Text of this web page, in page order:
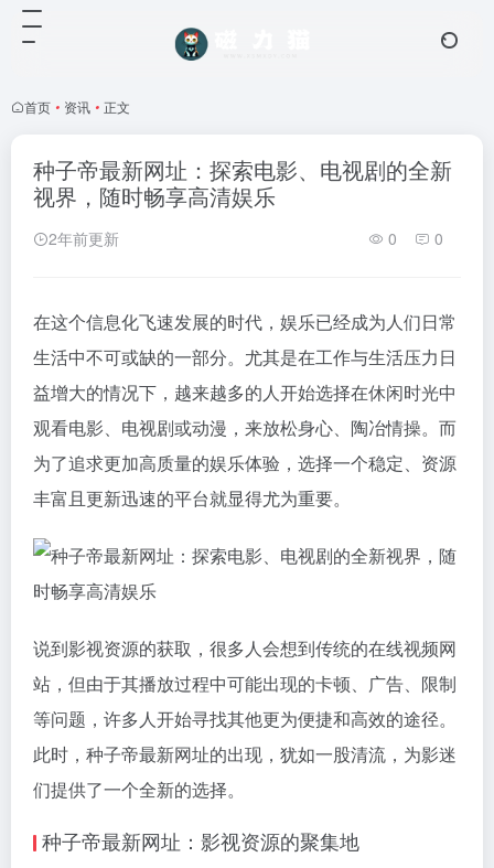
首页 • 资讯 • 正文
种子帝最新网址：探索电影、电视剧的全新
视界，随时畅享高清娱乐
2年前更新 0 0
在这个信息化飞速发展的时代，娱乐已经成为人们日常
生活中不可或缺的一部分。尤其是在工作与生活压力日
益增大的情况下，越来越多的人开始选择在休闲时光中
观看电影、电视剧或动漫，来放松身心、陶冶情操。而
为了追求更加高质量的娱乐体验，选择一个稳定、资源
丰富且更新迅速的平台就显得尤为重要。
说到影视资源的获取，很多人会想到传统的在线视频网
站，但由于其播放过程中可能出现的卡顿、广告、限制
等问题，许多人开始寻找其他更为便捷和高效的途径。
此时，种子帝最新网址的出现，犹如一股清流，为影迷
们提供了一个全新的选择。
种子帝最新网址：影视资源的聚集地